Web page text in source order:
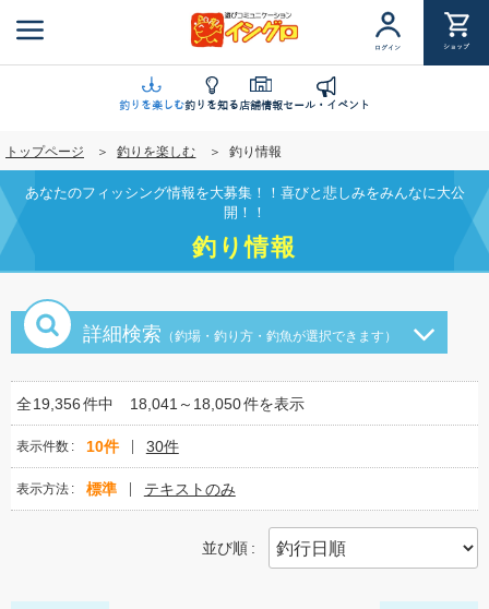
ン
に
移
動
ログイン ショップ
釣りを楽しむ釣りを知る店舗情報セール・イベント
トップページ 釣りを楽しむ 釣り情報
あなたのフィッシング情報を大募集！！喜びと悲しみをみんなに大公
開！！
釣り情報
詳細検索 （釣場・釣り方・釣魚が選択できます）
全19,356件中 18,041～18,050件を表示
表示件数 10件 30件
表示方法 標準 テキストのみ
並び順